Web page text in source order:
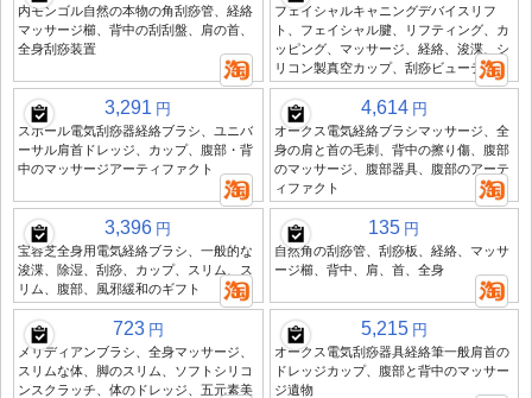
内モンゴル自然の本物の角刮痧管、経絡
マッサージ櫛、背中の刮刮盤、肩の首、
全身刮痧装置
フェイシャルキャニングデバイスリフ
ト、フェイシャル腱、リフティング、カ
ッピング、マッサージ、経絡、浚渫、シ
リコン製真空カップ、刮痧ビューティー
3,291 円
スポール電気刮痧器経絡ブラシ、ユニバ
ーサル肩首ドレッジ、カップ、腹部・背
中のマッサージアーティファクト
4,614 円
オークス電気経絡ブラシマッサージ、全
身の肩と首の毛刺、背中の擦り傷、腹部
のマッサージ、腹部器具、腹部のアーテ
ィファクト
3,396 円
宝容芝全身用電気経絡ブラシ、一般的な
浚渫、除湿、刮痧、カップ、スリム、ス
リム、腹部、風邪緩和のギフト
135 円
自然角の刮痧管、刮痧板、経絡、マッサ
ージ櫛、背中、肩、首、全身
723 円
メリディアンブラシ、全身マッサージ、
スリムな体、脚のスリム、ソフトシリコ
ンスクラッチ、体のドレッジ、五元素美
5,215 円
オークス電気刮痧器具経絡筆一般肩首の
ドレッジカップ、腹部と背中のマッサー
ジ遺物